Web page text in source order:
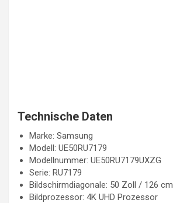
Technische Daten
Marke: Samsung
Modell: UE50RU7179
Modellnummer: UE50RU7179UXZG
Serie: RU7179
Bildschirmdiagonale: 50 Zoll / 126 cm
Bildprozessor: 4K UHD Prozessor